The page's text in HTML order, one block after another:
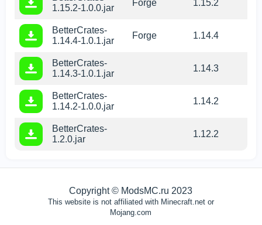
1.15.2-1.0.0.jar
Forge 1.15.2
BetterCrates-
1.14.4-1.0.1.jar
Forge 1.14.4
BetterCrates-
1.14.3-1.0.1.jar
1.14.3
BetterCrates-
1.14.2-1.0.0.jar
1.14.2
BetterCrates-
1.2.0.jar
1.12.2
Copyright © ModsMC.ru 2023
This website is not affiliated with Minecraft.net or
Mojang.com